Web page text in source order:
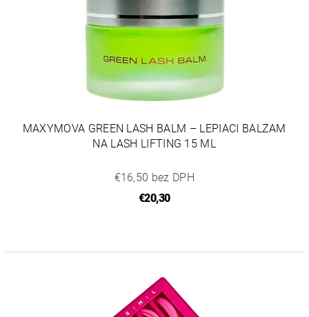
MAXYMOVA GREEN LASH BALM – LEPIACI BALZAM
NA LASH LIFTING 15 ML
€16,50 bez DPH
€20,30